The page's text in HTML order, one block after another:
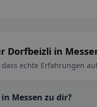
Dorfbeizli in
echte Erfahrungen
Messen zu dir?